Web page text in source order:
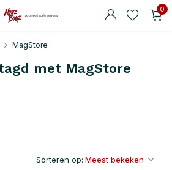
0
MagStore
met MagStore
Sorteren op: